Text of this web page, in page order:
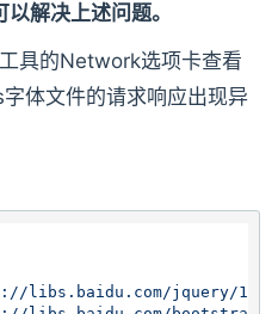
解决上述问题。
具的Network选项卡查看
体文件的请求响应出现异
libs.baidu.com/jquery/